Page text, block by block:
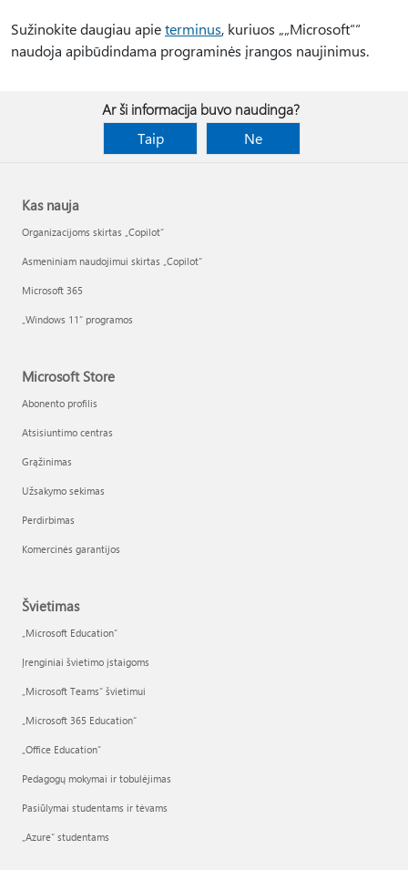
Sužinokite daugiau apieterminus, kuriuos „„Microsoft““
naudoja apibūdindama programinės įrangos naujinimus.
Ar ši informacija buvo naudinga?
Taip
Ne
Kas nauja
Organizacijoms skirtas „Copilot“
Asmeniniam naudojimui skirtas „Copilot“
Microsoft 365
„Windows 11“ programos
Microsoft Store
Abonento profilis
Atsisiuntimo centras
Grąžinimas
Užsakymo sekimas
Perdirbimas
Komercinės garantijos
Švietimas
„Microsoft Education“
Įrenginiai švietimo įstaigoms
„Microsoft Teams“ švietimui
„Microsoft 365 Education“
„Office Education“
Pedagogų mokymai ir tobulėjimas
Pasiūlymai studentams ir tėvams
„Azure“ studentams